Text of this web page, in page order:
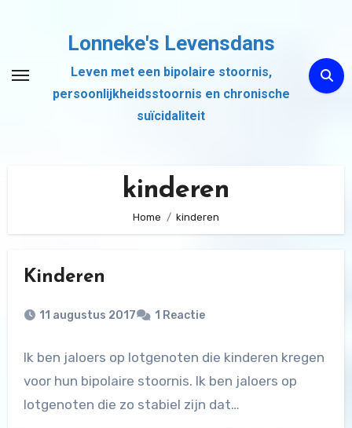
inhoud
Lonneke's Levensdans
Leven met een bipolaire stoornis,
persoonlijkheidsstoornis en chronische
suïcidaliteit
kinderen
Home kinderen
Kinderen
11 augustus 2017 1 Reactie
Ik ben jaloers op lotgenoten die kinderen kregen
voor hun bipolaire stoornis. Ik ben jaloers op
lotgenoten die zo stabiel zijn dat…